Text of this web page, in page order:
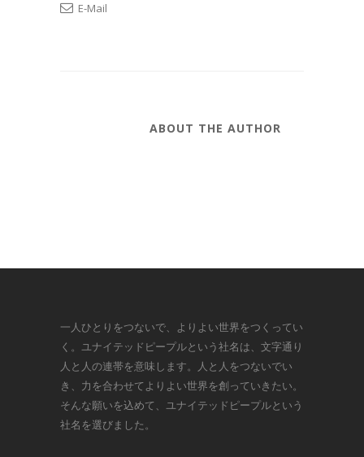
E-Mail
ABOUT THE AUTHOR
一人ひとりをつないで、よりよい世界をつくってい
く。ユナイテッドピープルという社名は、文字通り
人と人の連帯を意味します。人と人をつないでい
き、力を合わせてよりよい世界を創っていきたい。
そんな願いを込めて、ユナイテッドピープルという
社名を選びました。